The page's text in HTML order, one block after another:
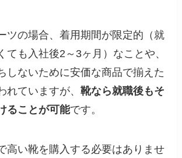
ツの場合、着用期間が限定的（就
ても入社後2～3ヶ月）なことや、
しないために安価な商品で揃えた
れていますが、靴なら就職後もそ
ることが可能です。
高い靴を購入する必要はありませ